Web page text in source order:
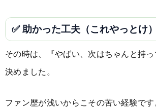
✅ 助かった工夫（これやっとけ）
その時は、『やばい、次はちゃんと持
決めました。
ファン歴が浅いからこその苦い経験です